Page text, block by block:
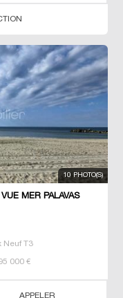
10 PHOTO(S)
MER PALAVAS
Neuf T3
000 €
APPELER